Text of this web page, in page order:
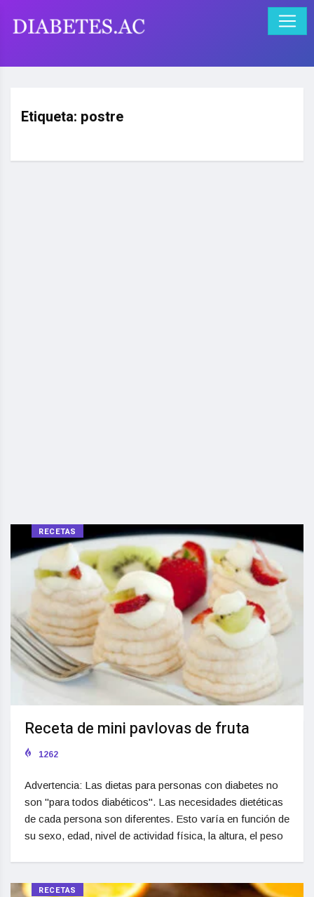
Etiqueta: postre
RECETAS
Receta de mini pavlovas de fruta
1262
Advertencia: Las dietas para personas con diabetes no
son "para todos diabéticos". Las necesidades dietéticas
de cada persona son diferentes. Esto varía en función de
su sexo, edad, nivel de actividad física, la altura, el peso
RECETAS